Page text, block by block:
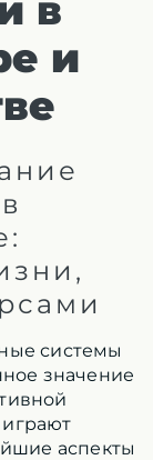
в
и
системы
значение
аспекты